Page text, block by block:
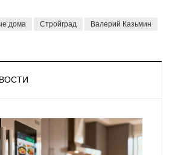
дома Стройград Валерий Казьмин